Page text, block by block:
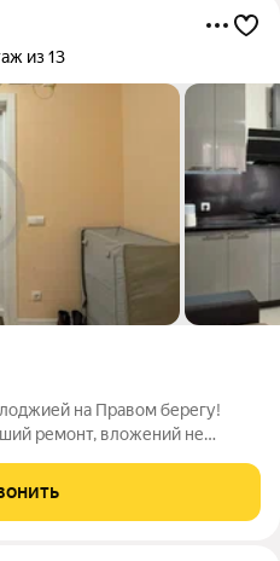
из 13
на Правом берегу!
2021 г.п., квартира НЕ
3-м